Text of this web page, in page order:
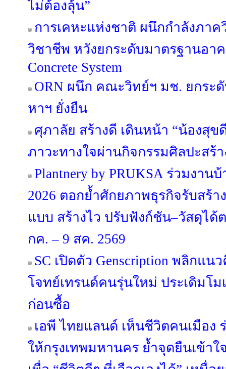
ไม่ต้องลุ้น”
การเคหะแห่งชาติ ผนึกกำลังภาค
วิชาชีพ หวังยกระดับมาตรฐานอาค
Concrete System
ORN ผนึก คณะวิทย์ฯ มช. ยกระ
หาฯ ยั่งยืน
ศุภาลัย สร้างดี เดินหน้า “น้องสุข
ภาวะทางใจผ่านกิจกรรมศิลปะสร้
Plantnery by PRUKSA ร่วมงาน
2026 ตอกย้ำศักยภาพธุรกิจรับสร้
แบบ สร้างไว ปรับฟังก์ชัน–วัสดุได้
กค. – 9 สค. 2569
SC เปิดตัว Genscription พลิกแ
โจทย์เทรนด์คนรุ่นใหม่ ประเดิมโมเ
ก่อนซื้อ
เอพี ไทยแลนด์ เห็นชีวิตคนเมือง
ให้กรุงเทพมหานคร ย้ำจุดยืนเข้าใ